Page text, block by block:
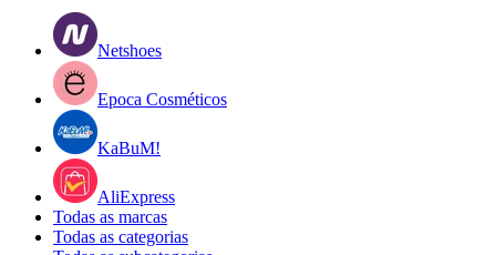
Netshoes
Epoca Cosméticos
KaBuM!
AliExpress
Todas as marcas
Todas as categorias